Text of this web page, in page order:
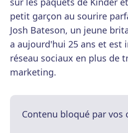
petit garçon au sourire
Josh Bateson, un jeune
a aujourd'hui 25 ans et est
réseau sociaux en plus de
marketing.
Contenu bloqué par vos